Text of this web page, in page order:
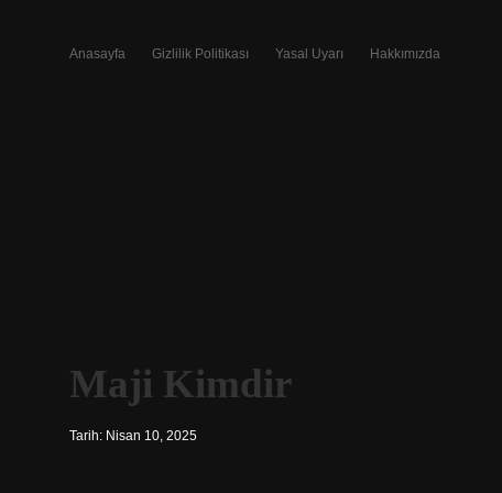
Anasayfa Gizlilik Politikası Yasal Uyarı Hakkımızda
Maji Kimdir
Tarih: Nisan 10, 2025